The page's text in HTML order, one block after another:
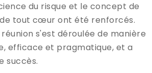
du risque et le concept de
tout cœur ont été renforcés.
s'est déroulée de manière
efficace et pragmatique, et a
succès.